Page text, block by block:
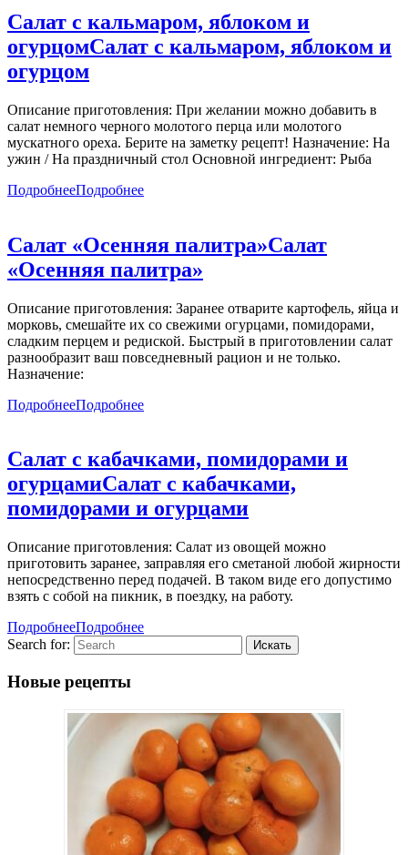
Салат с кальмаром, яблоком и
огурцомСалат с кальмаром, яблоком и
огурцом
Описание приготовления: При желании можно добавить в
салат немного черного молотого перца или молотого
мускатного ореха. Берите на заметку рецепт! Назначение: На
ужин / На праздничный стол Основной ингредиент: Рыба
ПодробнееПодробнее
Салат «Осенняя палитра»Салат
«Осенняя палитра»
Описание приготовления: Заранее отварите картофель, яйца и
морковь, смешайте их со свежими огурцами, помидорами,
сладким перцем и редиской. Быстрый в приготовлении салат
разнообразит ваш повседневный рацион и не только.
Назначение:
ПодробнееПодробнее
Салат с кабачками, помидорами и
огурцамиСалат с кабачками,
помидорами и огурцами
Описание приготовления: Салат из овощей можно
приготовить заранее, заправляя его сметаной любой жирности
непосредственно перед подачей. В таком виде его допустимо
взять с собой на пикник, в поездку, на работу.
ПодробнееПодробнее
Search for:
Новые рецепты